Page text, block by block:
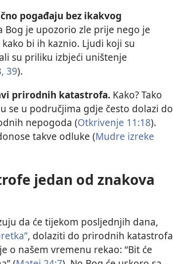
pogađaju bez ikakvog
je upozorio zle prije nego je
bi ih kaznio. Ljudi koji su
su priliku izbjeći uništenje
39).
prirodnih katastrofa.Kako? Tako
se u područjima gdje često dolazi do
nepogoda (Otkrivenje 11:18).
takve odluke (Mudre izreke
jedan od znakova
da će tijekom posljednjih dana,
, dolaziti do prirodnih katastrofa
o našem vremenu rekao: “Bit će